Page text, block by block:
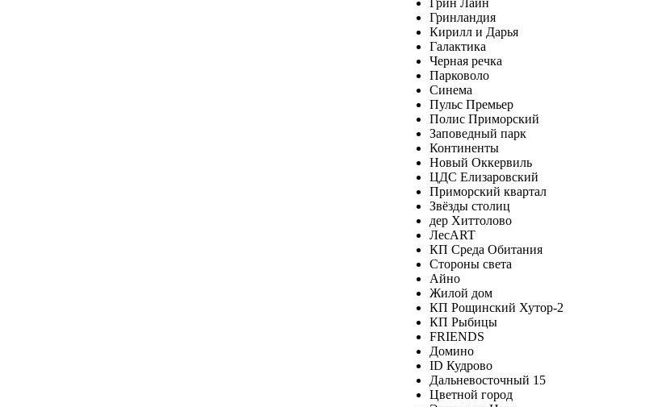
Грин Лайн
Гринландия
Кирилл и Дарья
Галактика
Черная речка
Парковоло
Синема
Пульс Премьер
Полис Приморский
Заповедный парк
Континенты
Новый Оккервиль
ЦДС Елизаровский
Приморский квартал
Звёзды столиц
дер Хиттолово
ЛесART
КП Среда Обитания
Стороны света
Айно
Жилой дом
КП Рощинский Хутор-2
КП Рыбицы
FRIENDS
Домино
ID Кудрово
Дальневосточный 15
Цветной город